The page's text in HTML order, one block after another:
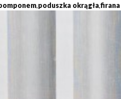
,poduszka okrągła,